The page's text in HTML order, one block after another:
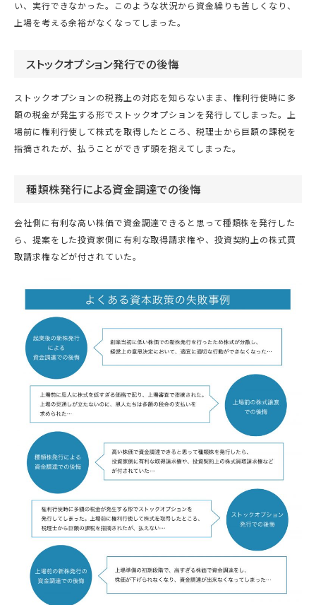
い、実行できなかった。このような状況から資金繰りも苦しくなり、
上場を考える余裕がなくなってしまった。
ストックオプション発行での後悔
ストックオプションの税務上の対応を知らないまま、権利行使時に多
額の税金が発生する形でストックオプションを発行してしまった。上
場前に権利行使して株式を取得したところ、税理士から巨額の課税を
指摘されたが、払うことができず頭を抱えてしまった。
種類株発行による資金調達での後悔
会社側に有利な高い株価で資金調達できると思って種類株を発行した
ら、提案をした投資家側に有利な取得請求権や、投資契約上の株式買
取請求権などが付されていた。